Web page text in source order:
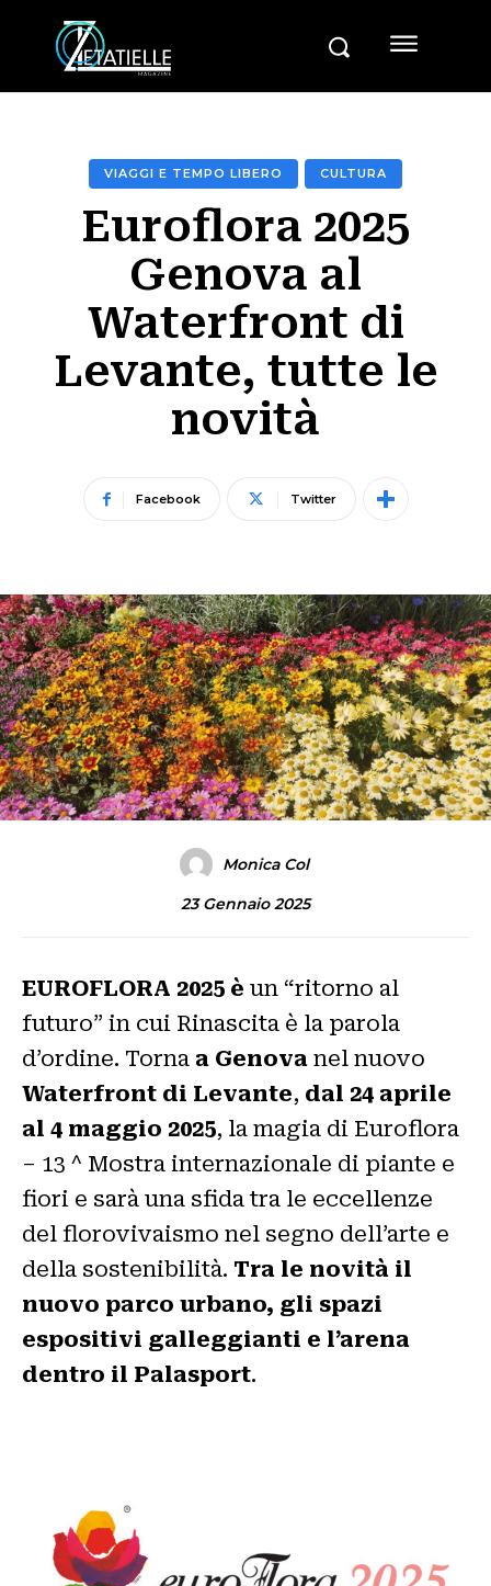
VIAGGI E TEMPO LIBERO CULTURA
Euroflora 2025
Genova al
Waterfront di
Levante, tutte le
novità
Facebook Twitter
Monica Col
23 Gennaio 2025
EUROFLORA 2025 è un “ritorno al
futuro” in cui Rinascita è la parola
d’ordine. Torna a Genova nel nuovo
Waterfront di Levante, dal 24 aprile
al 4 maggio 2025, la magia di Euroflora
– 13 ^ Mostra internazionale di piante e
fiori e sarà una sfida tra le eccellenze
del florovivaismo nel segno dell’arte e
della sostenibilità. Tra le novità il
nuovo parco urbano, gli spazi
espositivi galleggianti e l’arena
dentro il Palasport.